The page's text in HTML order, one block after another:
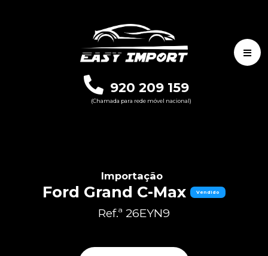
920 209 159
(Chamada para rede móvel nacional)
Importação
Ford Grand C-Max Vendido
Ref.ª 26EYN9